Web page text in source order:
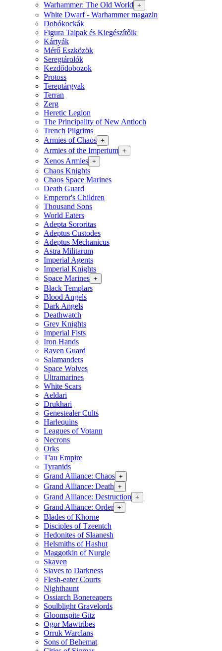
Warhammer: The Old World +
White Dwarf - Warhammer magazin
Dobókockák
Figura Talpak és Kiegészítőik
Kártyák
Mérő Eszközök
Seregtárolók
Kezdődobozok
Protoss
Tereptárgyak
Terran
Zerg
Heretic Legion
The Principality of New Antioch
Trench Pilgrims
Armies of Chaos +
Armies of the Imperium +
Xenos Armies +
Chaos Knights
Chaos Space Marines
Death Guard
Emperor's Children
Thousand Sons
World Eaters
Adepta Sororitas
Adeptus Custodes
Adeptus Mechanicus
Astra Militarum
Imperial Agents
Imperial Knights
Space Marines +
Black Templars
Blood Angels
Dark Angels
Deathwatch
Grey Knights
Imperial Fists
Iron Hands
Raven Guard
Salamanders
Space Wolves
Ultramarines
White Scars
Aeldari
Drukhari
Genestealer Cults
Harlequins
Leagues of Votann
Necrons
Orks
T'au Empire
Tyranids
Grand Alliance: Chaos +
Grand Alliance: Death +
Grand Alliance: Destruction +
Grand Alliance: Order +
Blades of Khorne
Disciples of Tzeentch
Hedonites of Slaanesh
Helsmiths of Hashut
Maggotkin of Nurgle
Skaven
Slaves to Darkness
Flesh-eater Courts
Nighthaunt
Ossiarch Bonereapers
Soulblight Gravelords
Gloomspite Gitz
Ogor Mawtribes
Orruk Warclans
Sons of Behemat